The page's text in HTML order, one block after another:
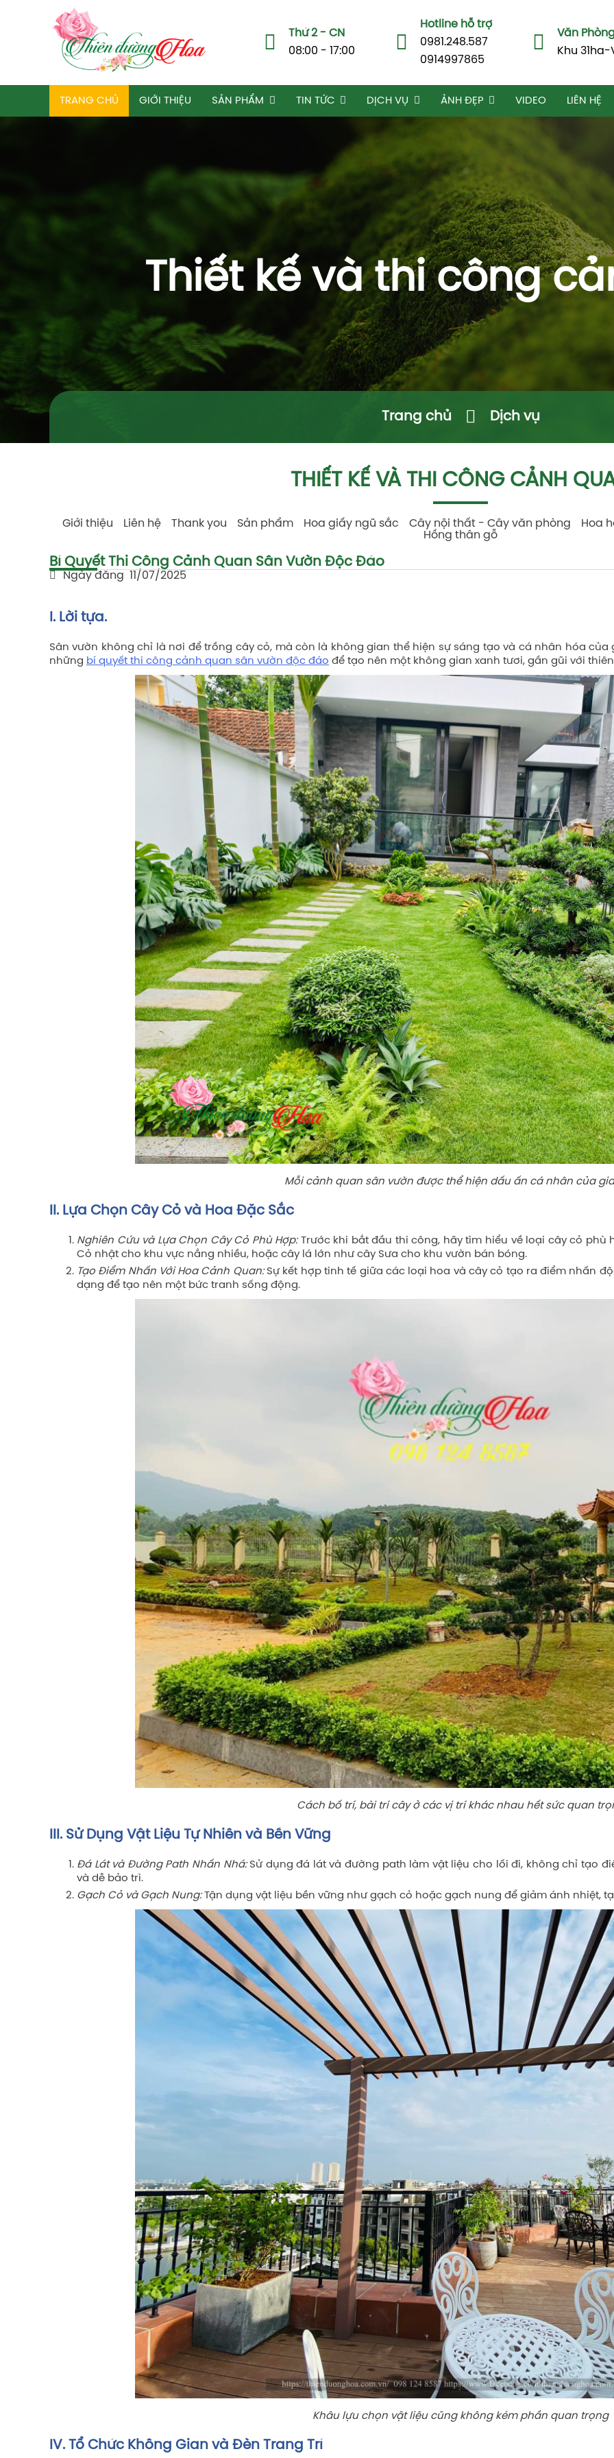
Thứ 2 - CN
08:00 - 17:00
Hotline hỗ trợ
0981.248.587
0914997865
Văn
Khu
TRANG CHỦ GIỚI THIỆU SẢN PHẨM TIN TỨC DỊCH VỤ ẢNH ĐẸP VIDEO LIÊN HỆ
Thiết kế và thi công
Trang chủ Dịch vụ
THIẾT KẾ VÀ THI CÔNG CẢNH
Giới thiệu Liên hệ Thank you Sản phẩm Hoa giấy ngũ sắc Cây nội thất - Cây văn phòng
Hoa
Hồng thân gỗ
Bí Quyết Thi Công Cảnh Quan Sân Vườn Độc Đáo
Ngày đăng 11/07/2025
I. Lời tựa.
Sân vườn không chỉ là nơi để trồng cây cỏ, mà còn là không gian thể hiện sự sáng tạo và cá nhân hóa
những bí quyết thi công cảnh quan sân vườn độc đáo để tạo nên một không gian xanh tươi, gần gũi với
Mỗi cảnh quan sân vườn được thể hiện dấu ấn cá nhân của
II. Lựa Chọn Cây Cỏ và Hoa Đặc Sắc
Nghiên Cứu và Lựa Chọn Cây Cỏ Phù Hợp:Trước khi bắt đầu thi công, hãy tìm hiểu về loại cây cỏ phù
Cỏ nhật cho khu vực nắng nhiều, hoặc cây lá lớn như cây Sưa cho khu vườn bán bóng.
Tạo Điểm Nhấn Với Hoa Cảnh Quan:Sự kết hợp tinh tế giữa các loại hoa và cây cỏ tạo ra điểm nhấn
dạng để tạo nên một bức tranh sống động.
Cách bố trí, bài trí cây ở các vị trí khác nhau hết sức quan
III. Sử Dụng Vật Liệu Tự Nhiên và Bền Vững
Đá Lát và Đường Path Nhấn Nhá:Sử dụng đá lát và đường path làm vật liệu cho lối đi, không chỉ tạo
và dễ bảo trì.
Gạch Cỏ và Gạch Nung:Tận dụng vật liệu bền vững như gạch cỏ hoặc gạch nung để giảm ánh nhiệt,
Khâu lựu chọn vật liệu cũng không kém phần quan trọng
IV. Tổ Chức Không Gian và Đèn Trang Trí